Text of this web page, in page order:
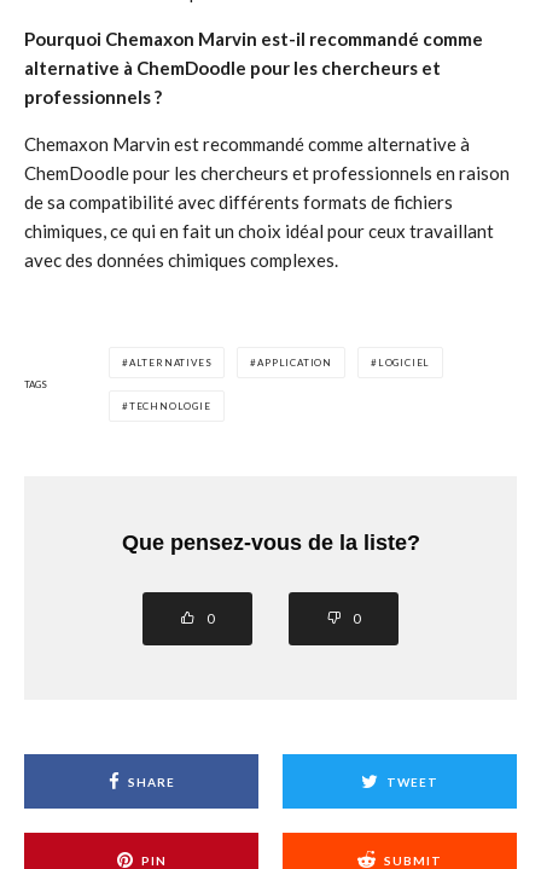
Pourquoi Chemaxon Marvin est-il recommandé comme
alternative à ChemDoodle pour les chercheurs et
professionnels ?
Chemaxon Marvin est recommandé comme alternative à
ChemDoodle pour les chercheurs et professionnels en raison
de sa compatibilité avec différents formats de fichiers
chimiques, ce qui en fait un choix idéal pour ceux travaillant
avec des données chimiques complexes.
TAGS
ALTERNATIVES APPLICATION LOGICIEL
TECHNOLOGIE
Que pensez-vous de la liste?
0 0
SHARE TWEET
PIN SUBMIT